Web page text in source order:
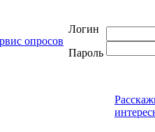
Логин
Пароль